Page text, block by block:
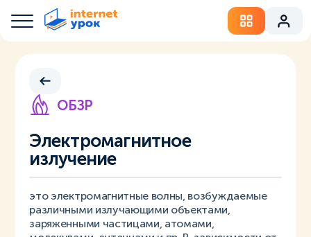
ОБЗР
Электромагнитное
излучение
это электромагнитные волны, возбуждаемые
различными излучающими объектами,
заряженными частицами, атомами,